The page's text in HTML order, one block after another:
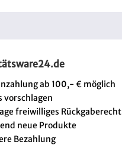
ab 100,- € möglich
vorschlagen
freiwilliges Rückgaberecht
neue Produkte
Bezahlung